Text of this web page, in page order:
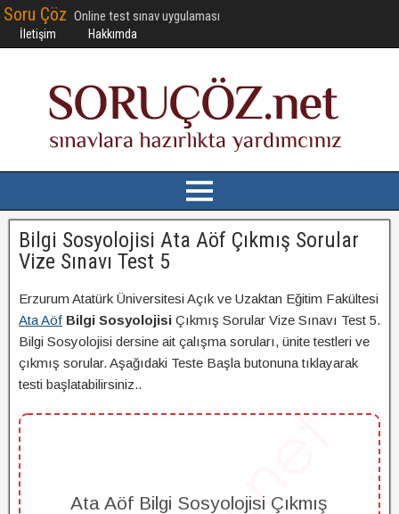
Soru Çöz Online test sınav uygulaması
İletişim Hakkımda
Bilgi Sosyolojisi Ata Aöf Çıkmış Sorular
Vize Sınavı Test 5
Erzurum Atatürk Üniversitesi Açık ve Uzaktan Eğitim Fakültesi
Ata Aöf Bilgi Sosyolojisi Çıkmış Sorular Vize Sınavı Test 5.
Bilgi Sosyolojisi dersine ait çalışma soruları, ünite testleri ve
çıkmış sorular. Aşağıdaki Teste Başla butonuna tıklayarak
testi başlatabilirsiniz..
Ata Aöf Bilgi Sosyolojisi Çıkmış